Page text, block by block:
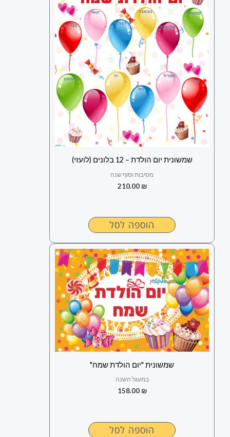
שמשונית יום הולדת – 12 בלונים (לועזי)
מסיבות וסוף שנה
210.00 ₪
הוספה לסל
שמשונית "יום הולדת שמח"
במעגל השנה
158.00 ₪
הוספה לסל